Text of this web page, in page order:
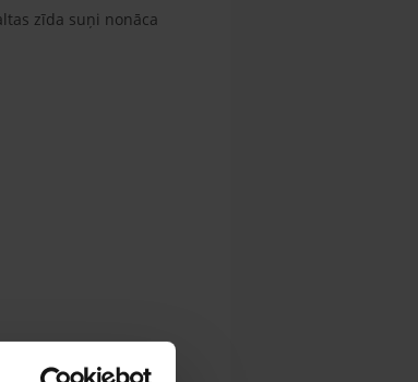
zīda suņi nonāca